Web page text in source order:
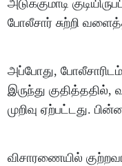
அடுக்குமாடி
போலீசார் சுற்றி
அப்போது, போலீசாரிடம்
இருந்து குதித்ததில்,
முறிவு ஏற்பட்டது.
விசாரணையில்